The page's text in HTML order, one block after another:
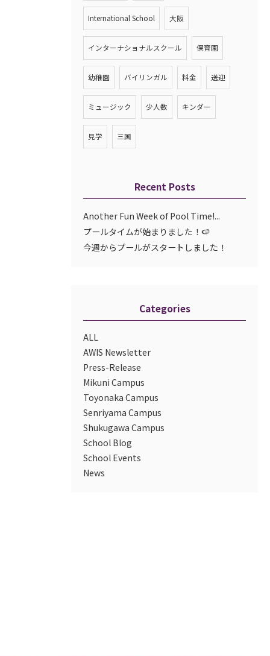
Categories
ALL
AWIS Newsletter
Press-Release
Mikuni Campus
Toyonaka Campus
Senriyama Campus
Shukugawa Campus
School Blog
School Events
News
Recent Posts
Another Fun Week of Pool Time!...
プールタイムが始まりました！🍉
今週からプールがスタートしました！
International School 大阪
インターナショナルスクール 保育園
幼稚園 バイリンガル 料金 送迎
ミュージック 少人数 キンダー
見学 三国